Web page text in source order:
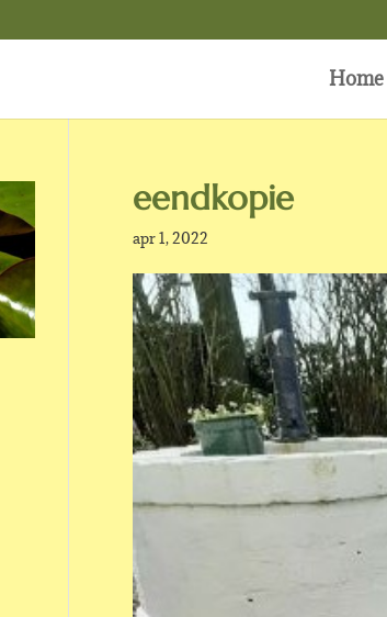
Home
eendkopie
apr 1, 2022